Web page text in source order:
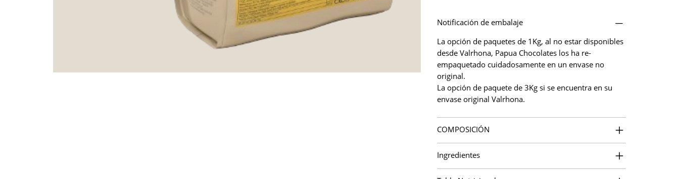
Notificación de embalaje
La opción de paquetes de 1Kg, al no estar disponibles
desde Valrhona, Papua Chocolates los ha re-
empaquetado cuidadosamente en un envase no
original.
La opción de paquete de 3Kg si se encuentra en su
envase original Valrhona.
COMPOSICIÓN
Ingredientes